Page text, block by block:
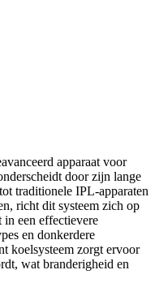
apparaat voor
door zijn lange
traditionele IPL-apparaten
richt dit systeem zich op
in een effectievere
en donkerdere
koelsysteem zorgt ervoor
wat branderigheid en